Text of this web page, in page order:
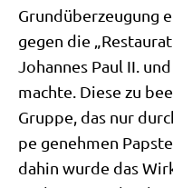
Grund­über­zeu­gung
gegen die
Johan­nes Paul II.
mach­te. Die­se zu
Grup­pe, das nur
pe geneh­men
dahin wur­de das